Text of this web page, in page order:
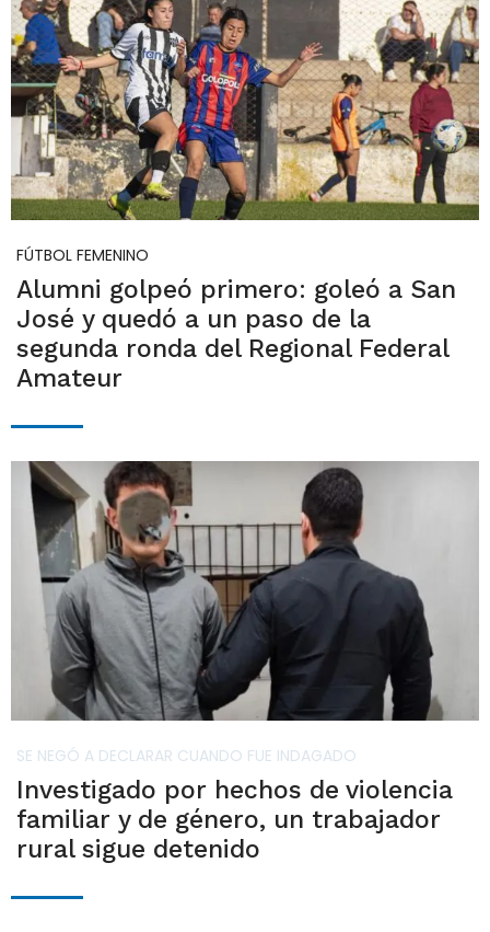
FÚTBOL FEMENINO
Alumni golpeó primero: goleó a San
José y quedó a un paso de la
segunda ronda del Regional Federal
Amateur
SE NEGÓ A DECLARAR CUANDO FUE INDAGADO
Investigado por hechos de violencia
familiar y de género, un trabajador
rural sigue detenido